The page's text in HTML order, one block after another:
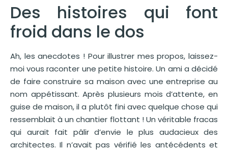
Des histoires qui font
froid dans le dos
Ah, les anecdotes ! Pour illustrer mes propos, laissez-
moi vous raconter une petite histoire. Un ami a décidé
de faire construire sa maison avec une entreprise au
nom appétissant. Après plusieurs mois d’attente, en
guise de maison, il a plutôt fini avec quelque chose qui
ressemblait à un chantier flottant ! Un véritable fracas
qui aurait fait pâlir d’envie le plus audacieux des
architectes. Il n’avait pas vérifié les antécédents et